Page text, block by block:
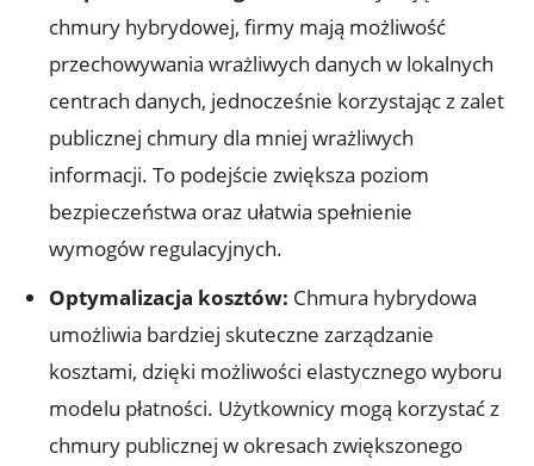
chmury hybrydowej, ‌firmy mają możliwość
przechowywania wrażliwych⁢ danych​ w lokalnych
centrach ⁢danych, jednocześnie korzystając⁤ z zalet
⁣publicznej chmury dla ‍mniej wrażliwych
informacji. To podejście zwiększa poziom
bezpieczeństwa oraz ułatwia spełnienie
‌wymogów regulacyjnych.
Optymalizacja kosztów: Chmura⁤ hybrydowa
umożliwia ‍bardziej skuteczne‌ zarządzanie
⁤kosztami,‍ dzięki możliwości elastycznego wyboru⁢
modelu płatności. Użytkownicy mogą korzystać z
chmury ⁤publicznej w okresach zwiększonego